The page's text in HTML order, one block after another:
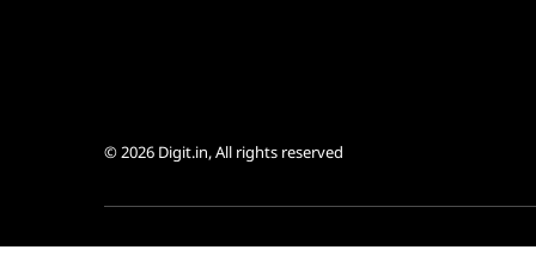
© 2026 Digit.in, All rights reserved